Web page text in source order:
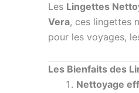
Les Lingettes
Vera, ces lingettes
pour les voyages,
Les Bienfaits des
Nettoyage